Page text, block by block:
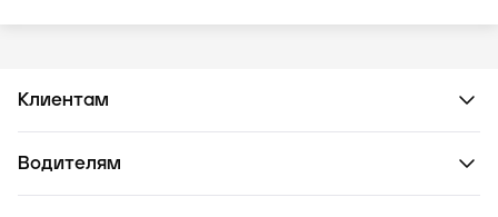
Клиентам
Водителям